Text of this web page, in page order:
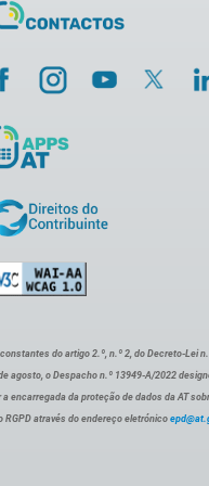
do artigo 2.º, n.º 2, do Decreto-Lei
agosto, o Despacho n.º 13949-A/2022
encarregada da proteção de dados da AT
através do endereço eletrónico